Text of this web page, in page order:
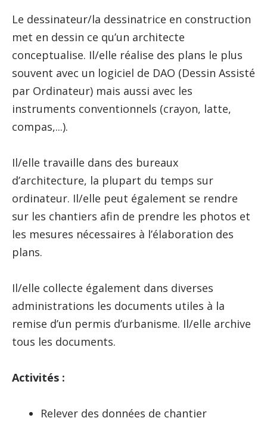
Le dessinateur/la dessinatrice en construction
met en dessin ce qu’un architecte
conceptualise. Il/elle réalise des plans le plus
souvent avec un logiciel de DAO (Dessin Assisté
par Ordinateur) mais aussi avec les
instruments conventionnels (crayon, latte,
compas,...).
Il/elle travaille dans des bureaux
d’architecture, la plupart du temps sur
ordinateur. Il/elle peut également se rendre
sur les chantiers afin de prendre les photos et
les mesures nécessaires à l’élaboration des
plans.
Il/elle collecte également dans diverses
administrations les documents utiles à la
remise d’un permis d’urbanisme. Il/elle archive
tous les documents.
Activités :
Relever des données de chantier